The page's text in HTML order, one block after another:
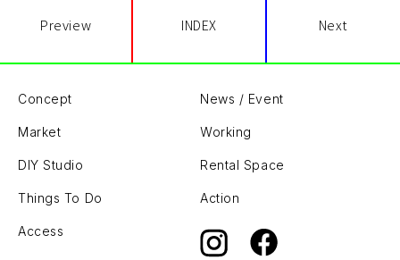
Preview INDEX Next
Concept News / Event
Market Working
DIY Studio Rental Space
Things To Do Action
Access